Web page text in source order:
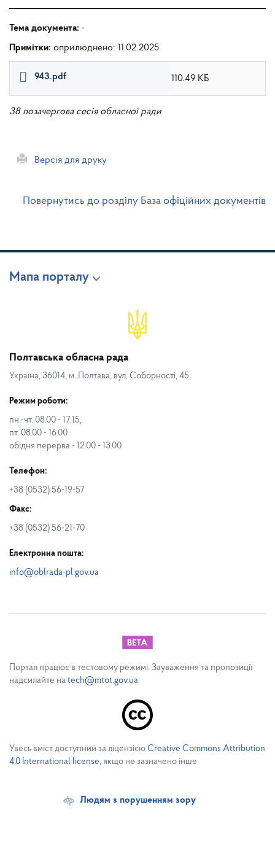
Тема документа: -
Примітки: оприлюднено: 11.02.2025
943.pdf 110.49 КБ
38 позачергова сесія обласної ради
Версія для друку
Повернутись до розділу База офіційних документів
Мапа порталу
Полтавська обласна рада
Україна, 36014, м. Полтава, вул. Соборності, 45
Режим роботи:
пн.-чт. 08.00 - 17.15,
пт. 08.00 - 16.00
обідня перерва - 12.00 - 13.00
Телефон:
+38 (0532) 56-19-57
Факс:
+38 (0532) 56-21-70
Електронна пошта:
info@oblrada-pl.gov.ua
Портал працює в тестовому режимі. Зауваження та пропозиції
надсилайте на tech@mtot.gov.ua
Увесь вміст доступний за ліцензією Creative Commons Attribution
4.0 International license, якщо не зазначено інше
Людям з порушенням зору